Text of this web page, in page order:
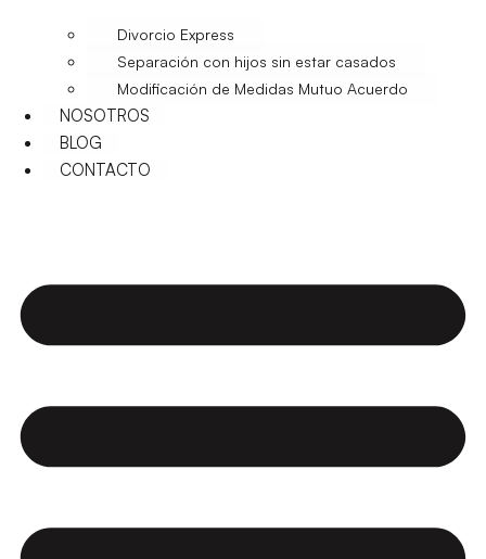
Divorcio Express
Separación con hijos sin estar casados
Modificación de Medidas Mutuo Acuerdo
NOSOTROS
BLOG
CONTACTO